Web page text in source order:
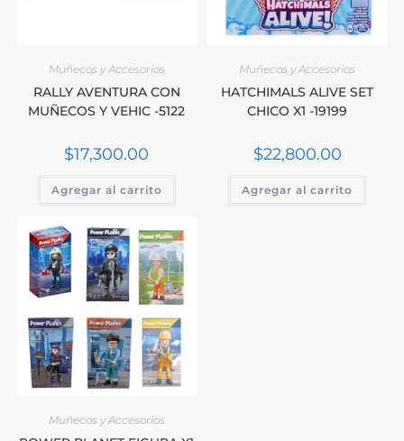
Muñecos y Accesorios
RALLY AVENTURA CON
MUÑECOS Y VEHIC -5122
$17,300.00
Agregar al carrito
Muñecos y Accesorios
HATCHIMALS ALIVE SET
CHICO X1 -19199
$22,800.00
Agregar al carrito
Muñecos y Accesorios